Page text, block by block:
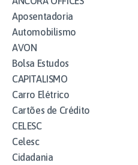
Aposentadoria
Automobilismo
AVON
Bolsa Estudos
CAPITALISMO
Carro Elétrico
Cartões de Crédito
CELESC
Celesc
Cidadania